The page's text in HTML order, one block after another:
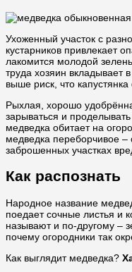
Ухоженный участок с
кустарников привлекает
лакомится молодой
труда хозяин вкладывает
выше риск, что
Рыхлая, хорошо
зарываться и
медведка обитает на
медведка переборчивое –
заброшенных участках
Как распознать
Народное название
поедает сочные листья и
называют и по-другому –
почему огородники так
Как выглядит медведка?